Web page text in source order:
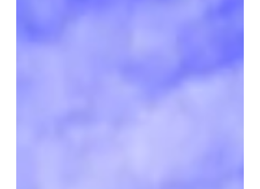
desafia pilares de um dos maiores
mercados do mundo: a indústria